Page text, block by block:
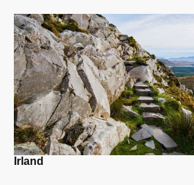
Irland